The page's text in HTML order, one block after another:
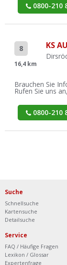
0800-210
8
16,4 km
KS
Brauchen Sie
Rufen Sie uns
0800-210
Suche
Schnellsuche
Kartensuche
Detailsuche
Service
FAQ / Häufige Fragen
Lexikon / Glossar
Expertenfrage